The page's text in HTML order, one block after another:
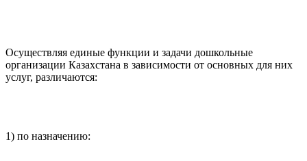
Осуществляя единые функции и задачи дошкольные
организации Казахстана в зависимости от основных для них
услуг, различаются:
1) по назначению: